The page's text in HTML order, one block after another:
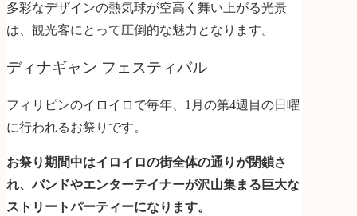
多彩なデザインの熱気球が空高く舞い上がる光景
は、観光客にとって圧倒的な魅力となります。
ディナギャン フェスティバル
フィリピンのイロイロで毎年、1月の第4週目の日曜
に行われるお祭りです。
お祭り期間中はイロイロの街全体の通りが閉鎖さ
れ、バンドやエンターテイナーが沢山集まる巨大な
ストリートパーティーになります。